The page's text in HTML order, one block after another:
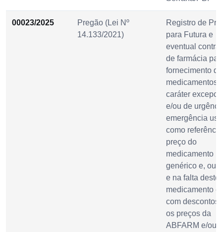
00023/2025
Pregão (Lei Nº
14.133/2021)
Registro de
para Futura e
eventual
de farmácia
fornecimento de
medicamentos,
caráter
e/ou de
emergência
como
preço do
medicamento
genérico e, ou
e na falta
medicamento
com descontos
os preços da
ABFARM e/ou